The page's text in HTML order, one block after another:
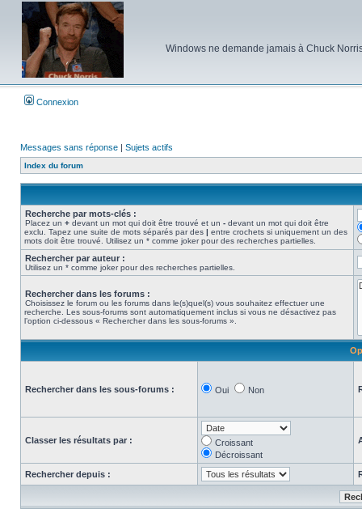
Windows ne demande jamais à Chuck
Connexion
Messages sans réponse | Sujets actifs
Index du forum
Recherche par mots-clés :
Placez un + devant un mot qui doit être trouvé et un - devant un mot qui doit être
exclu. Tapez une suite de mots séparés par des | entre crochets si uniquement un des
mots doit être trouvé. Utilisez un * comme joker pour des recherches partielles.
Rechercher par auteur :
Utilisez un * comme joker pour des recherches partielles.
Rechercher dans les forums :
Choisissez le forum ou les forums dans le(s)quel(s) vous souhaitez effectuer une
recherche. Les sous-forums sont automatiquement inclus si vous ne désactivez pas
l’option ci-dessous « Rechercher dans les sous-forums ».
Rechercher dans les sous-forums : Oui Non
Classer les résultats par :
Croissant
Décroissant
Rechercher depuis :